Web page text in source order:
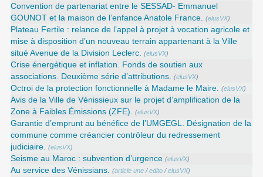
Convention de partenariat entre le SESSAD- Emmanuel
GOUNOT et la maison de l’enfance Anatole France. (elusVX)
Plateau Fertile : relance de l’appel à projet à vocation agricole et
mise à disposition d’un nouveau terrain appartenant à la Ville
situé Avenue de la Division Leclerc. (elusVX)
Crise énergétique et inflation. Fonds de soutien aux
associations. Deuxième série d’attributions. (elusVX)
Octroi de la protection fonctionnelle à Madame le Maire. (elusVX)
Avis de la Ville de Vénissieux sur le projet d’amplification de la
Zone à Faibles Émissions (ZFE). (elusVX)
Garantie d’emprunt au bénéfice de l’UMGEGL. Désignation de la
commune comme créancier contrôleur du redressement
judiciaire. (elusVX)
Seisme au Maroc : subvention d’urgence (elusVX)
Au service des Vénissians. (article une /edito /elusVX)